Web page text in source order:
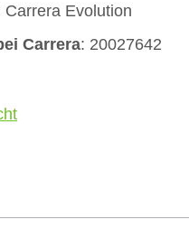
Carrera Evolution
Carrera: 20027642